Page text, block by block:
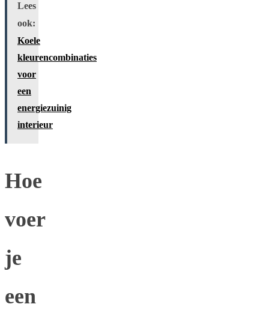
Lees
ook:
Koele
kleurencombinaties
voor
een
energiezuinig
interieur
Hoe
voer
je
een